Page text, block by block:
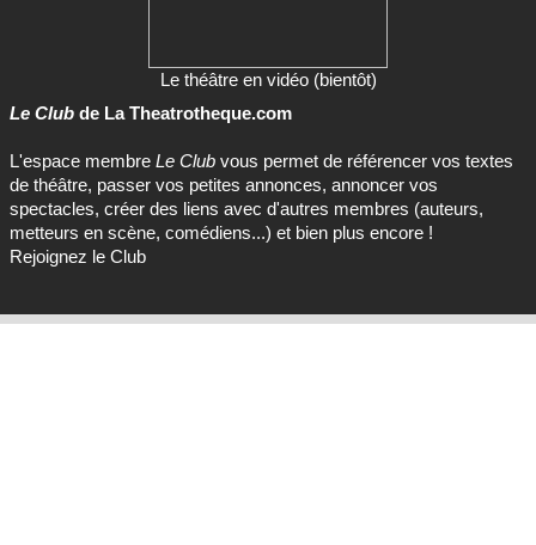
Le théâtre en vidéo (bientôt)
Le Club de La Theatrotheque.com
L'espace membre Le Club vous permet de référencer vos textes
de théâtre, passer vos petites annonces, annoncer vos
spectacles, créer des liens avec d'autres membres (auteurs,
metteurs en scène, comédiens...) et bien plus encore !
Rejoignez le Club